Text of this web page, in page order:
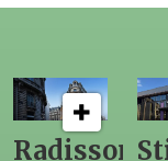
Stiklestad